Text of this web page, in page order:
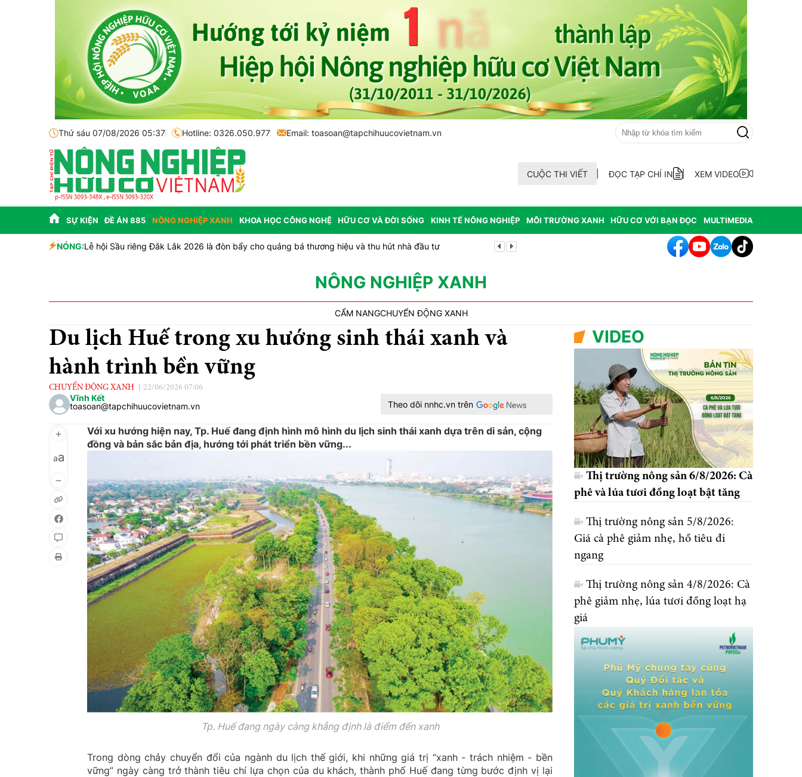
Thứ sáu 07/08/2026 05:37 Hotline: 0326.050.977 Email: toasoan@tapchihuucovietnam.vn
CUỘC THI VIẾT ĐỌC TẠP CHÍ IN XEM VIDEO
SỰ KIỆN ĐỀ ÁN 885 NÔNG NGHIỆP XANH KHOA HỌC CÔNG NGHỆ HỮU CƠ VÀ ĐỜI SỐNG KINH TẾ NÔNG NGHIỆP MÔI TRƯỜNG XANH HỮU CƠ VỚI BẠN ĐỌC MULTIMEDIA
NÓNG:Bắc Ninh công bố quy hoạch chiến lược, chính thức đạt tiêu chí đô thị loại I Bổ nhiệm Phó Tổng Giám đốc Trung tâm Truyền thông - Truyền hình Việt - Đức
NÔNG NGHIỆP XANH
CẨM NANGCHUYỂN ĐỘNG XANH
Du lịch Huế trong xu hướng sinh thái xanh và
hành trình bền vững
CHUYỂN ĐỘNG XANH 22/06/2026 07:06
Vĩnh Kết
toasoan@tapchihuucovietnam.vn
Theo dõi nnhc.vn trên
aa
Với xu hướng hiện nay, Tp. Huế đang định hình mô hình du lịch sinh thái xanh dựa trên di sản, cộng
đồng và bản sắc bản địa, hướng tới phát triển bền vững...
Tp. Huế đang ngày càng khẳng định là điểm đến xanh
Trong dòng chảy chuyển đổi của ngành du lịch thế giới, khi những giá trị “xanh - trách nhiệm - bền
vững” ngày càng trở thành tiêu chí lựa chọn của du khách, thành phố Huế đang từng bước định vị lại
VIDEO
Thị trường nông sản 6/8/2026: Cà
phê và lúa tươi đồng loạt bật tăng
Thị trường nông sản 5/8/2026:
Giá cà phê giảm nhẹ, hồ tiêu đi
ngang
Thị trường nông sản 4/8/2026: Cà
phê giảm nhẹ, lúa tươi đồng loạt hạ
giá